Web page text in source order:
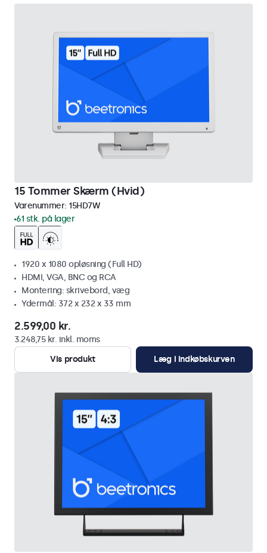
15 Tommer Skærm (Hvid)
Varenummer: 15HD7W
61 stk. på lager
1920 x 1080 opløsning (Full HD)
HDMI, VGA, BNC og RCA
Montering: skrivebord, væg
Ydermål: 372 x 232 x 33 mm
2.599,00 kr.
3.248,75 kr. inkl. moms
Vis produkt
Læg i indkøbskurven